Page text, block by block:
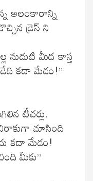
అలంకారాన్ని
డ్రెస్ ని
మీద కాస్త
కదా మేడం!”
టీచర్లు.
చూసింది
కదా మేడం!
మీకు”